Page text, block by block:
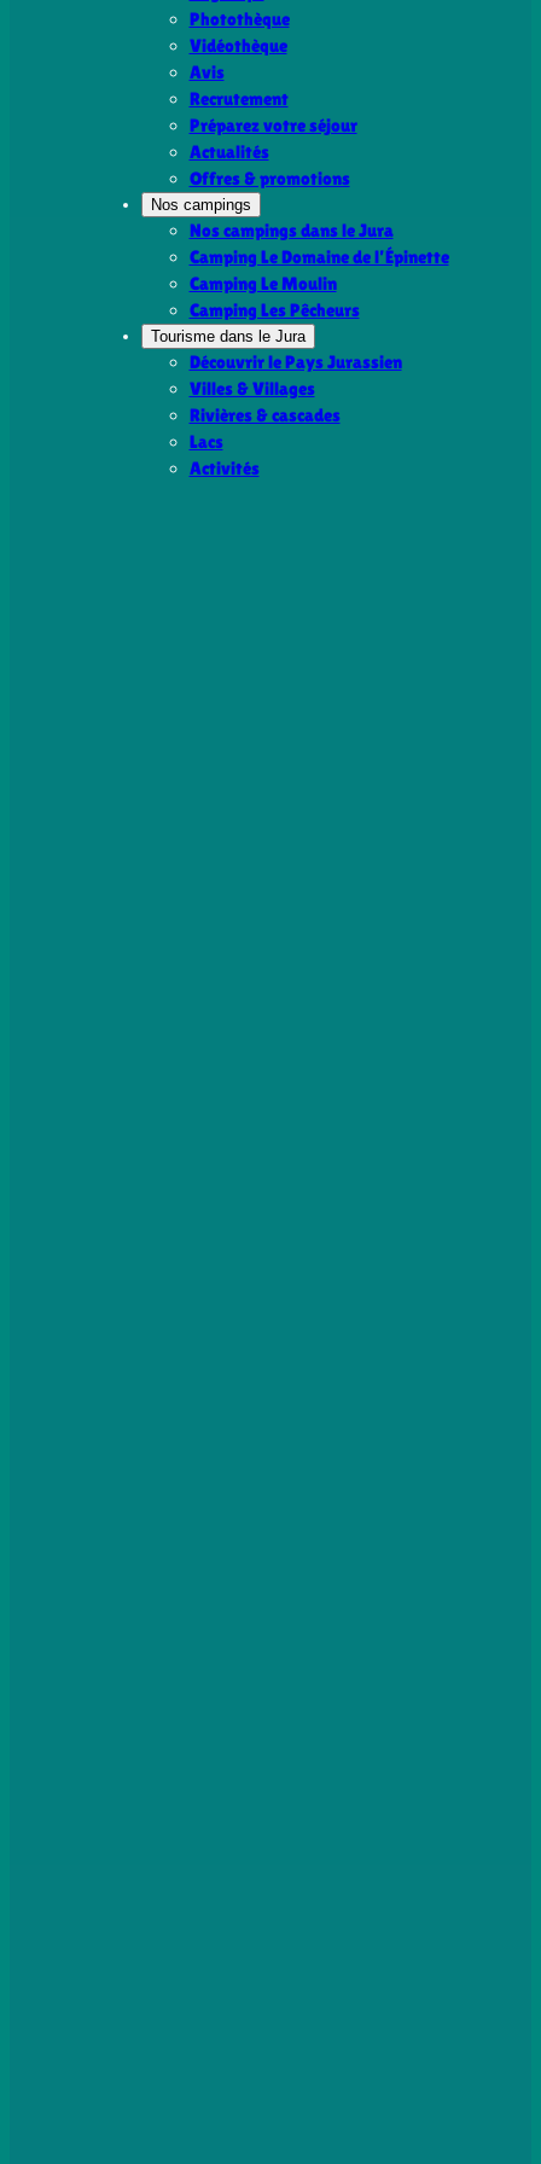
Photothèque
Vidéothèque
Avis
Recrutement
Préparez votre séjour
Actualités
Offres & promotions
Nos campings
Nos campings dans le Jura
Camping Le Domaine de l’Épinette
Camping Le Moulin
Camping Les Pêcheurs
Tourisme dans le Jura
Découvrir le Pays Jurassien
Villes & Villages
Rivières & cascades
Lacs
Activités